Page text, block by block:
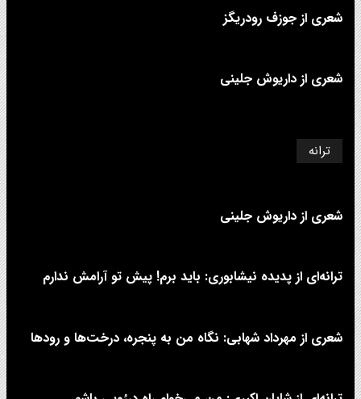
شعری از جوزف رودریگز
شعری از داریوش جلینی
ترانه
شعری از داریوش جلینی
ترانه‌ای از پدیده نیشابوری: باید برم! پیش تو آرامش ندارم
شعری از مهرداد شهابی: نگاه من به پنجره، درخت‌ها و رودها